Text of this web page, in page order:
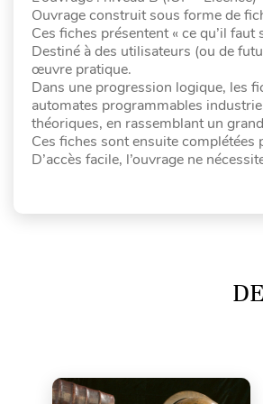
Ouvrage construit sous forme de
Ces fiches présentent « ce qu’il
Destiné à des utilisateurs (ou de
œuvre pratique.
Dans une progression logique, les
automates programmables
théoriques, en rassemblant un
Ces fiches sont ensuite
D’accès facile, l’ouvrage ne